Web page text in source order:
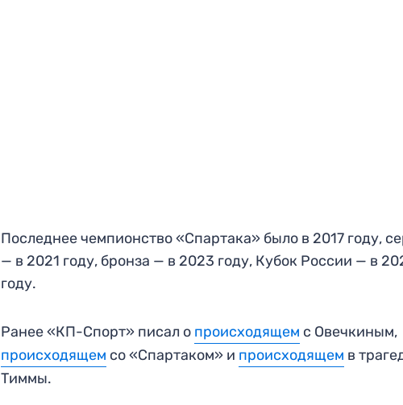
Последнее чемпионство «Спартака» было в 2017 году,
— в 2021 году, бронза — в 2023 году, Кубок России — в
году.
Ранее «КП-Спорт» писал о происходящем с Овечкиным,
происходящем со «Спартаком» и происходящем в
Тиммы.